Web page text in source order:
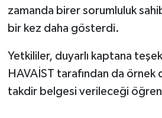
zamanda birer sorumluluk
bir kez daha gösterdi.
Yetkililer, duyarlı kaptana
HAVAİST tarafından da örnek
takdir belgesi verileceği